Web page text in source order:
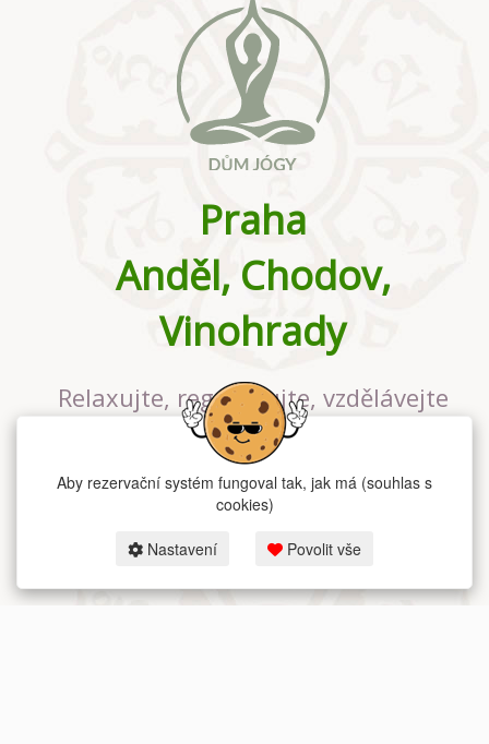
Praha
Anděl, Chodov,
Vinohrady
Relaxujte, regenerujte, vzdělávejte
se v největším jógovém studiu v
Praze
Aby rezervační systém fungoval tak, jak má (souhlas s
cookies)
Nastavení Povolit vše